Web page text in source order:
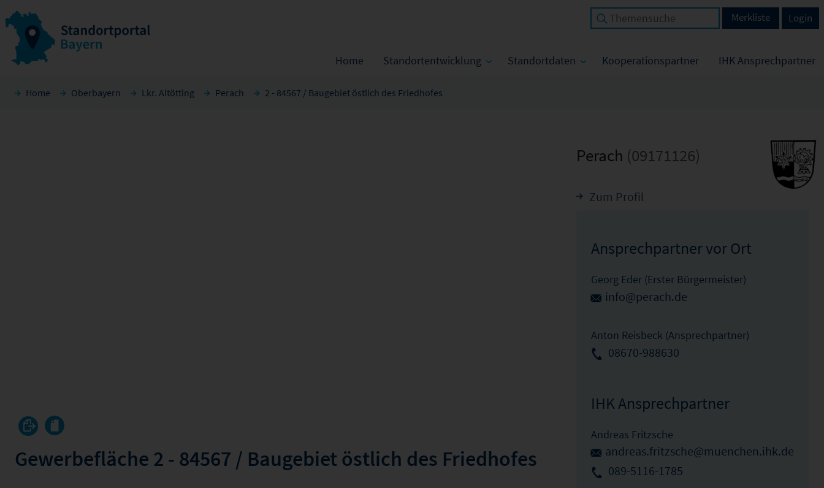
Home Standortentwicklung Standortdaten Kooperationspartner IHK Ansprechpartner
Login
Merkliste
Home Oberbayern Lkr. Altötting Perach 2 - 84567 / Baugebiet östlich des Friedhofes
Gewerbefläche 2 - 84567 / Baugebiet östlich des Friedhofes
Perach (09171126)
Zum Profil
Ansprechpartner vor Ort
Georg Eder (Erster Bürgermeister)
info@perach.de
Anton Reisbeck (Ansprechpartner)
08670-988630
IHK Ansprechpartner
Andreas Fritzsche
andreas.fritzsche@muenchen.ihk.de
089-5116-1785